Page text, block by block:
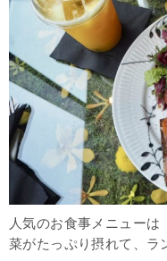
人気のお食事メニューは
菜がたっぷり摂れて、ラ